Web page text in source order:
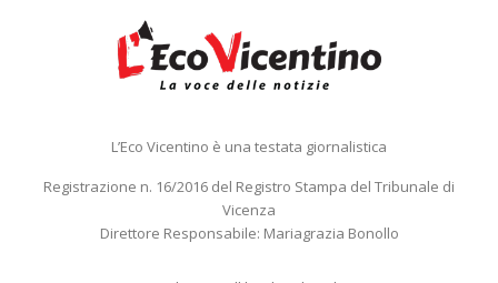
L’Eco Vicentino è una testata giornalistica
Registrazione n. 16/2016 del Registro Stampa del Tribunale di
Vicenza
Direttore Responsabile: Mariagrazia Bonollo